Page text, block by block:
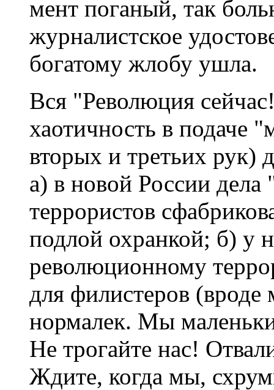
мент поганый, так
журналистское
богатому жлобу ушла.
Вся "Революция
хаотичность в подаче
вторых и третьих рук)
а) в новой России
террористов
подлой охранкой; б) у
революционному
для филистеров
нормалек. Мы
Не трогайте нас!
Ждите, когда мы,